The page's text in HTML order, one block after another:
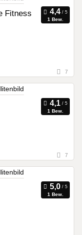
Fitness
1 Bew.
7
1 Bew.
7
1 Bew.